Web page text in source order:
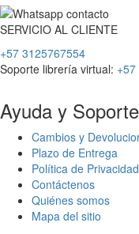
SERVICIO AL CLIENTE
+57 3125767554
Soporte librería virtual:
Ayuda y Soporte
Cambios y
Plazo de Entrega
Política de Privacidad
Contáctenos
Quiénes somos
Mapa del sitio